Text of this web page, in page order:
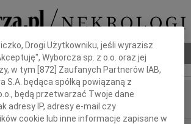
Poradnik pogrzebowy
Drogi Użytkowniku, jeśli wyrazisz
Wyborcza sp. z o.o. oraz jej
w tym [872 ] Zaufanych Partnerów IAB,
S.A. będąca spółką powiązaną z
będą przetwarzać Twoje dane
adresy IP, adresy e-mail czy
cookie lub inne informacje zapisane w